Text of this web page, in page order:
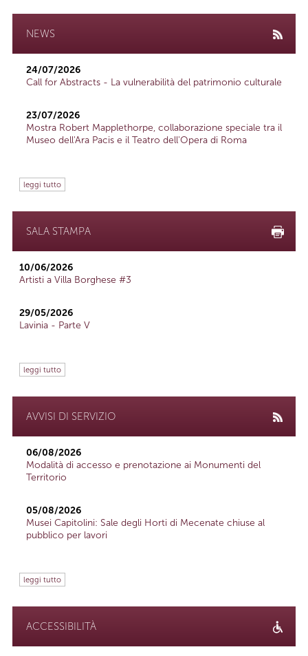
NEWS
24/07/2026
Call for Abstracts - La vulnerabilità del patrimonio culturale
23/07/2026
Mostra Robert Mapplethorpe, collaborazione speciale tra il
Museo dell'Ara Pacis e il Teatro dell'Opera di Roma
leggi tutto
SALA STAMPA
10/06/2026
Artisti a Villa Borghese #3
29/05/2026
Lavinia - Parte V
leggi tutto
AVVISI DI SERVIZIO
06/08/2026
Modalità di accesso e prenotazione ai Monumenti del
Territorio
05/08/2026
Musei Capitolini: Sale degli Horti di Mecenate chiuse al
pubblico per lavori
leggi tutto
ACCESSIBILITÀ